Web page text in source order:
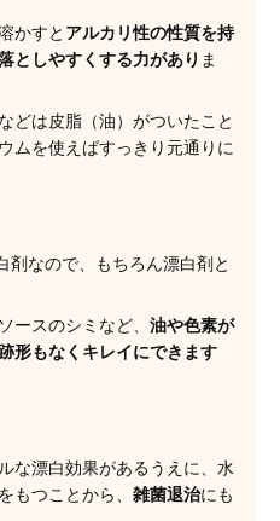
かすと アルカリ性の性質を持
としやすくする力があり ま
どは皮脂（油）がついたこと
ムを使えばすっきり元通りに
なので、もちろん漂白剤と
ースのシミなど、 油や色素が
形もなくキレイにできます
な漂白効果があるうえに、水
もつことから、 雑菌退治にも